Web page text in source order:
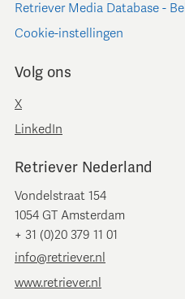
Retriever Media Database -
Cookie-instellingen
Volg ons
X
LinkedIn
Retriever Nederland
Vondelstraat 154
1054 GT Amsterdam
+ 31 (0)20 379 11 01
info@retriever.nl
www.retriever.nl